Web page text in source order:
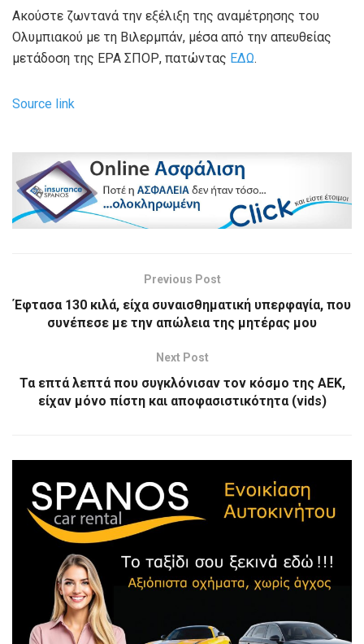
Ακούστε ζωντανά την εξέλιξη της αναμέτρησης του
Ολυμπιακού με τη Βιλερμπάν, μέσα από την απευθείας
μετάδοση της ΕΡΑ ΣΠΟΡ, πατώντας ΕΔΩ.
Source link
Previous Post
Έφτασα 130 κιλά, είχα συναισθηματική υπερφαγία, που
συνέπεσε με την απώλεια της μητέρας μου
Next Post
Τα επτά λεπτά που συγκλόνισαν τον κόσμο της ΑΕΚ,
είχαν μόνο πίστη και αποφασιστικότητα (vids)